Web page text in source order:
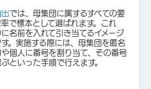
では、母集団に属するすべての要
で標本として選ばれます。これ
名前を入れて引き当てるイメージ
。実施する際には、母集団を匿名
個人に番号を割り当て、その番号
といった手順で行えます。